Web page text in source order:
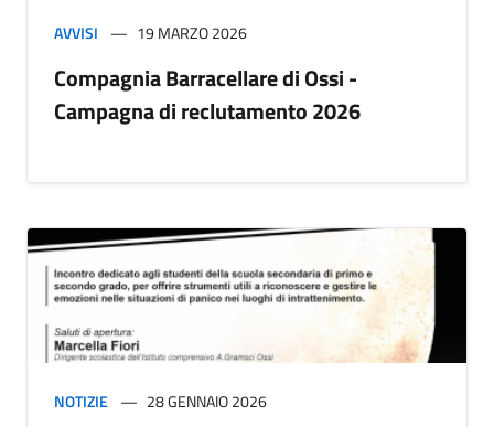
AVVISI 19 MARZO 2026
Compagnia Barracellare di Ossi -
Campagna di reclutamento 2026
NOTIZIE 28 GENNAIO 2026